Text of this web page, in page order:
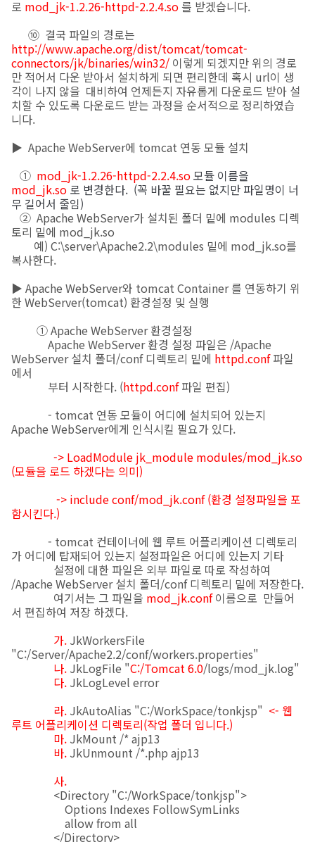
로 mod_jk-1.2.26-httpd-2.2.4.so 를 받겠습니다.
⑩ 결국 파일의 경로는
http://www.apache.org/dist/tomcat/tomcat-
connectors/jk/binaries/win32/ 이렇게 되겠지만 위의 경로
만 적어서 다운 받아서 설치하게 되면 편리한데 혹시 url이 생
각이 나지 않을 대비하여 언제든지 자유롭게 다운로드 받아 설
치할 수 있도록 다운로드 받는 과정을 순서적으로 정리하였습
니다.
▶ Apache WebServer에 tomcat 연동 모듈 설치
① mod_jk-1.2.26-httpd-2.2.4.so모듈 이름을
mod_jk.so 로 변경한다. (꼭 바꿀 필요는 없지만 파일명이 너
무 길어서 줄임)
② Apache WebServer가 설치된 폴더 밑에 modules 디렉
토리 밑에 mod_jk.so
예) C:\server\Apache2.2\modules 밑에 mod_jk.so를
복사한다.
▶ Apache WebServer와 tomcat Container 를 연동하기 위
한 WebServer(tomcat) 환경설정 및 실행
① Apache WebServer 환경설정
Apache WebServer 환경 설정 파일은 /Apache
WebServer 설치 폴더/conf 디렉토리 밑에 httpd.conf파일
에서
부터 시작한다. (httpd.conf파일 편집)
- tomcat 연동 모듈이 어디에 설치되어 있는지
Apache WebServer에게 인식시킬 필요가 있다.
-> LoadModule jk_module modules/mod_jk.so
(모듈을 로드 하겠다는 의미)
-> include conf/mod_jk.conf (환경 설정파일을 포
함시킨다.)
- tomcat 컨테이너에 웹 루트 어플리케이션 디렉토리
가 어디에 탑재되어 있는지 설정파일은 어디에 있는지 기타
설정에 대한 파일은 외부 파일로 따로 작성하여
/Apache WebServer 설치 폴더/conf 디렉토리 밑에 저장한다.
여기서는 그 파일을 mod_jk.conf이름으로 만들어
서 편집하여 저장 하겠다.
가. JkWorkersFile
"C:/Server/Apache2.2/conf/workers.properties"
나. JkLogFile "C:/Tomcat 6.0/logs/mod_jk.log"
다. JkLogLevel error
라. JkAutoAlias "C:/WorkSpace/tonkjsp" <- 웹
루트 어플리케이션 디렉토리(작업 폴더 입니다.)
마. JkMount /* ajp13
바. JkUnmount /*.php ajp13
사.
<Directory "C:/WorkSpace/tonkjsp">
Options Indexes FollowSymLinks
allow from all
</Directory>